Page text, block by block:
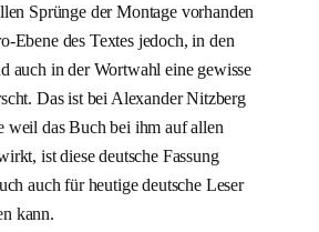
Sprünge der Montage vorhanden
Ebene des Textes jedoch, in den
auch in der Wortwahl eine gewisse
Das ist bei Alexander Nitzberg
weil das Buch bei ihm auf allen
ist diese deutsche Fassung
auch für heutige deutsche Leser
kann.